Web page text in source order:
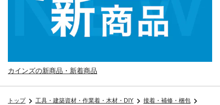
カインズの新商品・新着商品
トップ 工具・建築資材・作業着・木材・DIY
接着・補修・梱包